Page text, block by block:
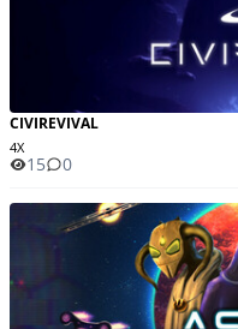
CIVIREVIVAL
4X
15 0